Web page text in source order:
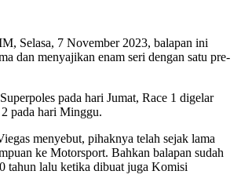
Selasa, 7 November 2023, balapan ini
dan menyajikan enam seri dengan satu pre-
pada hari Jumat, Race 1 digelar
pada hari Minggu.
menyebut, pihaknya telah sejak lama
ke Motorsport. Bahkan balapan sudah
tahun lalu ketika dibuat juga Komisi